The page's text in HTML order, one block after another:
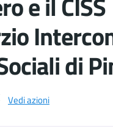
di
documento
Vedi azioni